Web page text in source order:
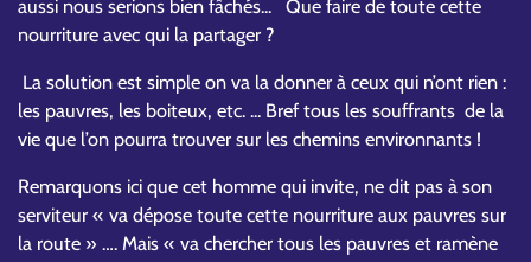
aussi nous serions bien fâchés... Que faire de toute cette
nourriture avec qui la partager ?
La solution est simple on va la donner à ceux qui n’ont rien :
les pauvres, les boiteux, etc. ... Bref tous les souffrants de la
vie que l’on pourra trouver sur les chemins environnants !
Remarquons ici que cet homme qui invite, ne dit pas à son
serviteur « va dépose toute cette nourriture aux pauvres sur
la route » …. Mais « va chercher tous les pauvres et ramène